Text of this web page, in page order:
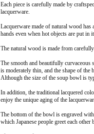
Each piece is carefully made by
lacquerware.
Lacquerware made of natural wood
hands even when hot objects are put in it.
The natural wood is made from
The smooth and beautifully
is moderately thin, and the shape of
Although the size of the soup bowl is
In addition, the traditional lacquered
enjoy the unique aging of the
The bottom of the bowl is engraved
which Japanese people greet each